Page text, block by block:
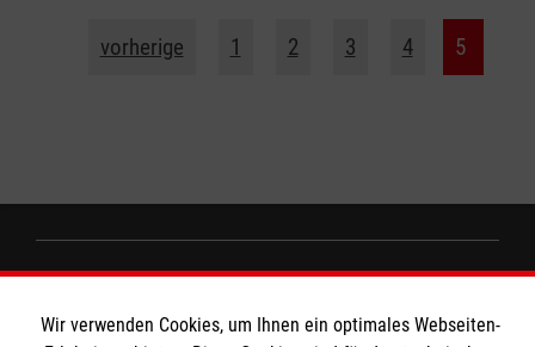
vorherige 1 2 3 4 5
Wir verwenden Cookies, um Ihnen ein optimales Webseiten-